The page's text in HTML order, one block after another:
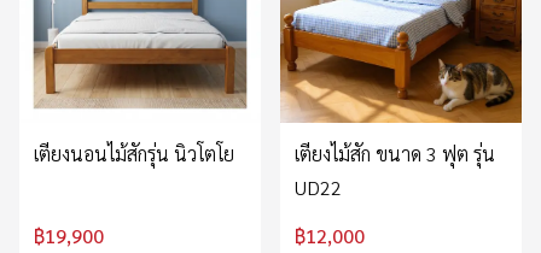
เตียงนอนไม้สักรุ่น นิวโตโย
฿19,900
เตียงไม้สัก ขนาด 3 ฟุต รุ่น
UD22
฿12,000